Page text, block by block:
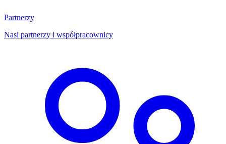
Partnerzy
Nasi partnerzy i współpracownicy